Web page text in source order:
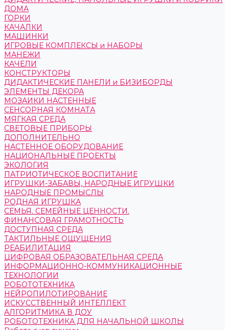
ДОМА
ГОРКИ
КАЧАЛКИ
МАШИНКИ
ИГРОВЫЕ КОМПЛЕКСЫ и НАБОРЫ
МАНЕЖИ
КАЧЕЛИ
КОНСТРУКТОРЫ
ДИДАКТИЧЕСКИЕ ПАНЕЛИ и БИЗИБОРДЫ
ЭЛЕМЕНТЫ ДЕКОРА
МОЗАИКИ НАСТЕННЫЕ
СЕНСОРНАЯ КОМНАТА
МЯГКАЯ СРЕДА
СВЕТОВЫЕ ПРИБОРЫ
ДОПОЛНИТЕЛЬНО
НАСТЕННОЕ ОБОРУДОВАНИЕ
НАЦИОНАЛЬНЫЕ ПРОЕКТЫ
ЭКОЛОГИЯ
ПАТРИОТИЧЕСКОЕ ВОСПИТАНИЕ
ИГРУШКИ-ЗАБАВЫ, НАРОДНЫЕ ИГРУШКИ
НАРОДНЫЕ ПРОМЫСЛЫ
РОДНАЯ ИГРУШКА
СЕМЬЯ. СЕМЕЙНЫЕ ЦЕННОСТИ.
ФИНАНСОВАЯ ГРАМОТНОСТЬ
ДОСТУПНАЯ СРЕДА
ТАКТИЛЬНЫЕ ОЩУЩЕНИЯ
РЕАБИЛИТАЦИЯ
ЦИФРОВАЯ ОБРАЗОВАТЕЛЬНАЯ СРЕДА
ИНФОРМАЦИОННО-КОММУНИКАЦИОННЫЕ
ТЕХНОЛОГИИ
РОБОТОТЕХНИКА
НЕЙРОПИЛОТИРОВАНИЕ
ИСКУССТВЕННЫЙ ИНТЕЛЛЕКТ
АЛГОРИТМИКА В ДОУ
РОБОТОТЕХНИКА ДЛЯ НАЧАЛЬНОЙ ШКОЛЫ